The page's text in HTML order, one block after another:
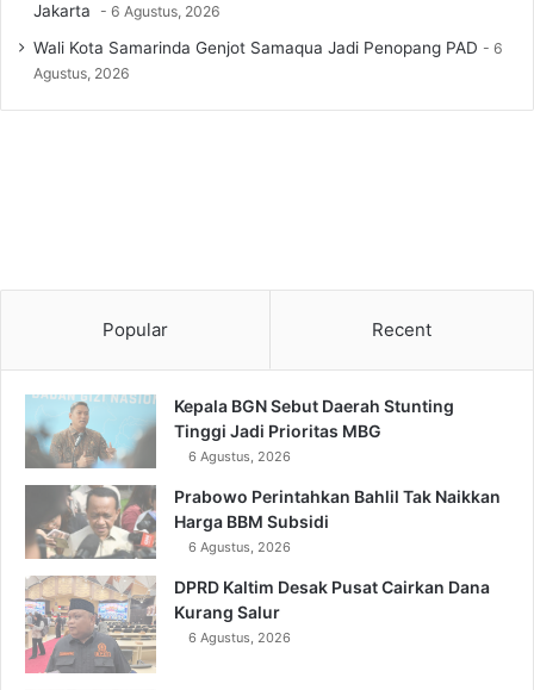
Jakarta
6 Agustus, 2026
Wali Kota Samarinda Genjot Samaqua Jadi Penopang PAD
6
Agustus, 2026
Popular Recent
Kepala BGN Sebut Daerah Stunting
Tinggi Jadi Prioritas MBG
6 Agustus, 2026
Prabowo Perintahkan Bahlil Tak Naikkan
Harga BBM Subsidi
6 Agustus, 2026
DPRD Kaltim Desak Pusat Cairkan Dana
Kurang Salur
6 Agustus, 2026